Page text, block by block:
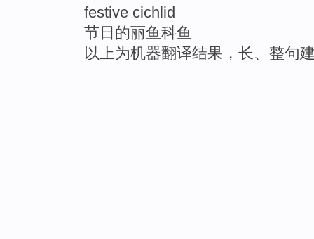
festive cichlid
节日的丽鱼科鱼
以上为机器翻译结果，长、整句